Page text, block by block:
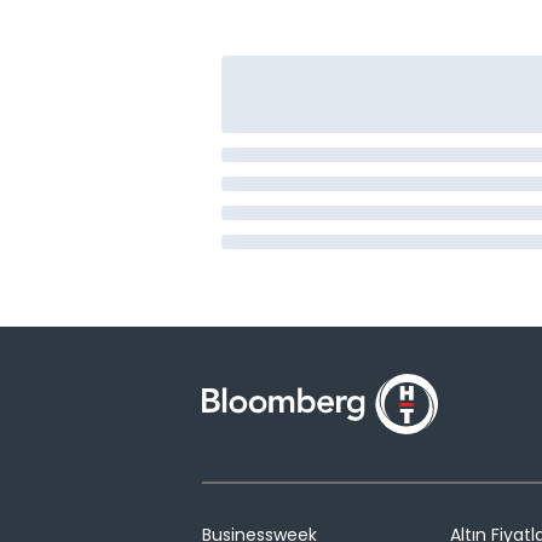
Businessweek
Altın